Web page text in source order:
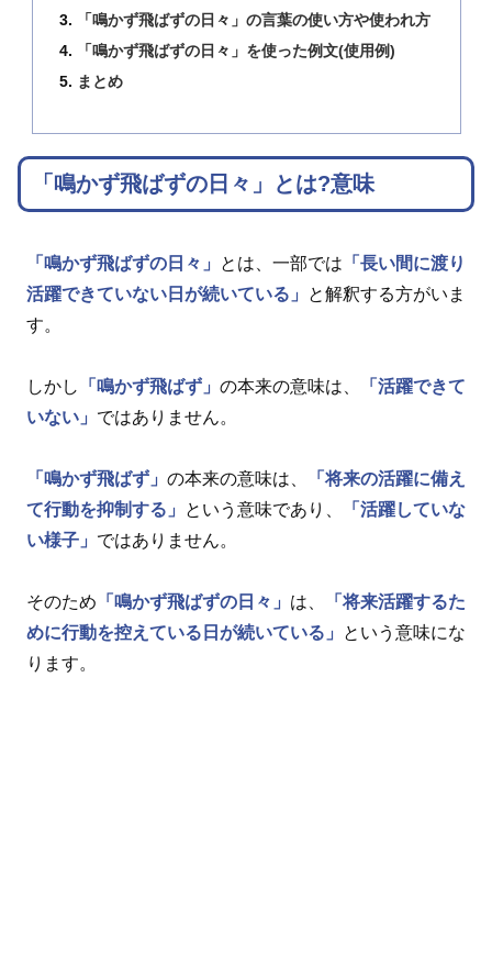
「鳴かず飛ばずの日々」の言葉の使い方や使われ方
「鳴かず飛ばずの日々」を使った例文(使用例)
まとめ
「鳴かず飛ばずの日々」とは?意味
「鳴かず飛ばずの日々」 とは、一部では 「長い間に渡り
活躍できていない日が続いている」
と解釈する方がいま
す。
しかし 「鳴かず飛ばず」 の本来の意味は、
「活躍できて
いない」 ではありません。
「鳴かず飛ばず」 の本来の意味は、
「将来の活躍に備え
て行動を抑制する」
という意味であり、
「活躍していな
い様子」 ではありません。
そのため 「鳴かず飛ばずの日々」 は、
「将来活躍するた
めに行動を控えている日が続いている」
という意味にな
ります。